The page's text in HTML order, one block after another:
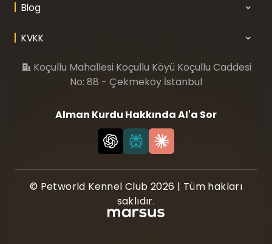
Blog
KVKK
Koçullu Mahallesi Koçullu Köyü Koçullu Caddesi
No: 88 - Çekmeköy İstanbul
Alman Kurdu Hakkında AI'a Sor
© Petworld Kennel Club 2026 | Tüm hakları
saklıdır.